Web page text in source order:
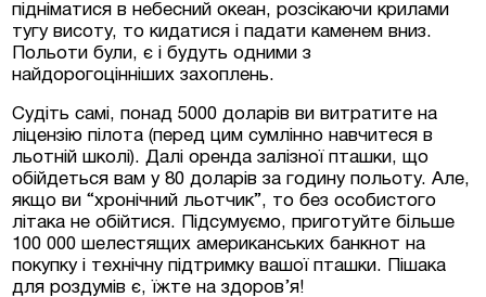
підніматися в небесний океан, розсікаючи крилами
тугу висоту, то кидатися і падати каменем вниз.
Польоти були, є і будуть одними з
найдорогоцінніших захоплень.
Судіть самі, понад 5000 доларів ви витратите на
ліцензію пілота (перед цим сумлінно навчитеся в
льотній школі). Далі оренда залізної пташки, що
обійдеться вам у 80 доларів за годину польоту. Але,
якщо ви “хронічний льотчик”, то без особистого
літака не обійтися. Підсумуємо, приготуйте більше
100 000 шелестящих американських банкнот на
покупку і технічну підтримку вашої пташки. Пішака
для роздумів є, їжте на здоров’я!